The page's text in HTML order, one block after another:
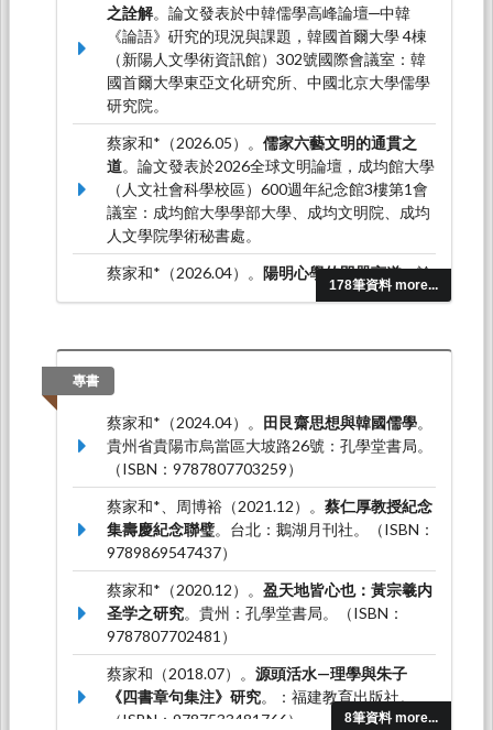
178筆資料 more...
之詮解。論文發表於中韓儒學高峰論壇─中韓
《論語》硏究的現況與課題，韓國首爾大學 4棟
（新陽人文學術資訊館）302號國際會議室：韓
國首爾大學東亞文化研究所、中國北京大學儒學
研究院。
蔡家和*（2026.05）。 儒家六藝文明的通貫之
道。論文發表於2026全球文明論壇，成均館大學
（人文社會科學校區）600週年紀念館3樓第1會
議室：成均館大學學部大學、成均文明院、成均
人文學院學術秘書處。
蔡家和*（2026.04）。 陽明心學的即器言道。論
文發表於鵝湖論道（2026）暨文明互鑒中的陽明
學術會議」，台北市中正區中山南路20號國家圖
書館會議廳：財團法人東方人文學術研究基金
會、鵝湖月刊社。
(蔡家和)*（2025.10）。韓國朱子學的心學化。
論文發表於2025年韓中日朱子學學術研討會，江
原特別自治道：韓國朱子學會。
專書
8筆資料 more...
蔡家和*（2024.04）。 田艮齋思想與韓國儒學。
貴州省貴陽市烏當區大坡路26號：孔學堂書局。
（ISBN：9787807703259）
蔡家和*、周博裕（2021.12）。 蔡仁厚教授紀念
集壽慶紀念聯璧。台北：鵝湖月刊社。（ISBN：
9789869547437）
蔡家和*（2020.12）。 盈天地皆心也：黃宗羲内
圣学之研究。貴州：孔學堂書局。（ISBN：
9787807702481）
蔡家和（2018.07）。 源頭活水—理學與朱子
《四書章句集注》研究。：福建教育出版社。
（ISBN：9787533481766）